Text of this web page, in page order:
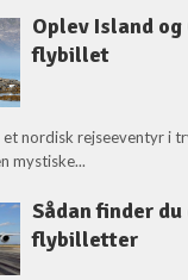
Oplev Island
flybillet
nordisk rejseeventyr i
mystiske...
Sådan finder
flybilletter